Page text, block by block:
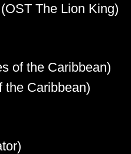
The Lion King)
of the Caribbean)
the Caribbean)